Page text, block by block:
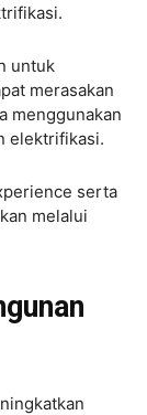
untuk
merasakan
menggunakan
elektrifikasi.
serta
melalui